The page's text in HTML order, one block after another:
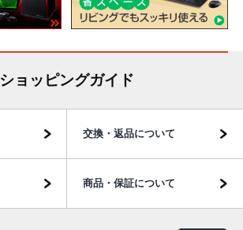
ショッピングガイド
交換・返品について
商品・保証について